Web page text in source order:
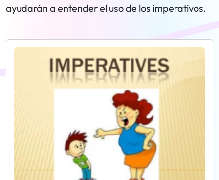
ayudarán a entender el uso de los imperativos.